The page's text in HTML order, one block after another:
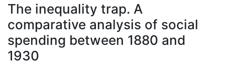
The inequality trap. A
comparative analysis of social
spending between 1880 and
1930